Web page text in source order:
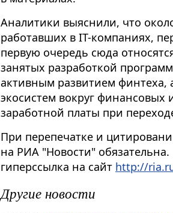
Аналитики выяснили, что
работавших в IT-компаниях,
первую очередь сюда
занятых разработкой
активным развитием
экосистем вокруг финансовых
заработной платы при
При перепечатке и
на РИА "Новости"
гиперссылка на сайт http://
Другие новости